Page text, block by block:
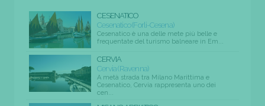
CESENATICO
Cesenatico (Forli-Cesena)
Cesenatico è una delle mete più belle e
frequentate del turismo balneare in Em...
CERVIA
Cervia (Ravenna)
A metà strada tra Milano Marittima e
Cesenatico, Cervia rappresenta uno dei
cen...